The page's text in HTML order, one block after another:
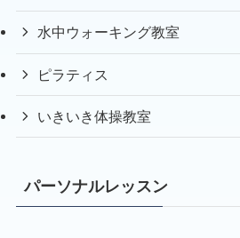
水中ウォーキング教室
ピラティス
いきいき体操教室
パーソナルレッスン